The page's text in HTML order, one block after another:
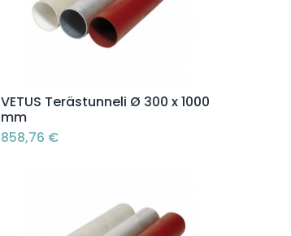
Lisää ostoskoriin
VETUS Terästunneli Ø 300 x 1000
mm
858,76 €